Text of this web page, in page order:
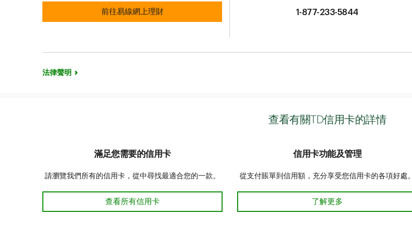
易線網上理財
前往易線網上理財 1-877-233-5844
法律聲明
查看有關TD信用卡的詳情
滿足您需要的信用卡
請瀏覽我們所有的信用卡，從中尋找最適合您的一款。
滿足您需要的信用卡
查看所有信用卡
信用卡功能及管理
從支付賬單到信用額，充分享受您信用卡的各項好處。
充分利用您的信用卡 了解更多
了解更多